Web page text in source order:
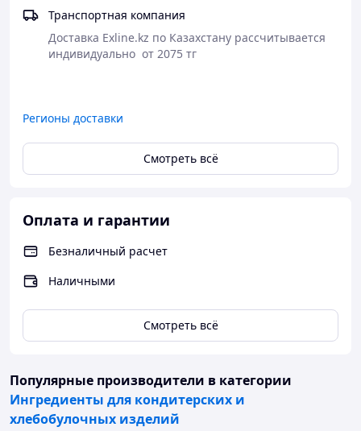
Транспортная компания
Доставка Exline.kz по Казахстану рассчитывается
индивидуально  от 2075 тг
Регионы доставки
Смотреть всё
Оплата и гарантии
Безналичный расчет
Наличными
Смотреть всё
Популярные производители в категории
Ингредиенты для кондитерских и
хлебобулочных изделий